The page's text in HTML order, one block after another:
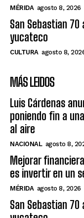
MÉRIDA agosto 8, 2026
San Sebastian
yucateco
CULTURA agosto 8,
MÁS LEIDOS
Luis Cárdenas
poniendo fin a
al aire
NACIONAL agosto 8,
Mejorar
es invertir en un
MÉRIDA agosto 8, 2026
San Sebastian